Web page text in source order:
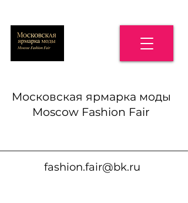
Московская ярмарка моды
Moscow Fashion Fair
fashion.fair@bk.ru